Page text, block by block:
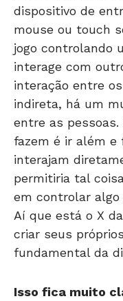
dispositivo de
mouse ou touch
jogo controlando
interage com
interação entre
indireta, há um
entre as pessoas.
fazem é ir além e
interajam
permitiria tal
em controlar algo
Aí que está o X
criar seus
fundamental da
Isso fica muito